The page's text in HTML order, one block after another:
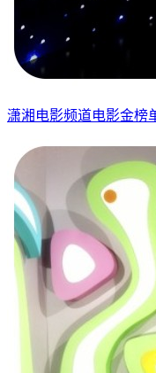
潇湘电影频道电影金榜